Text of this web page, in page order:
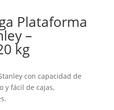
Plataforma
–
kg
con capacidad de
y fácil de cajas,